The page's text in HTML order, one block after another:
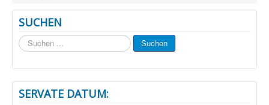
SUCHEN
Suchen
...
Suchen
SERVATE DATUM: